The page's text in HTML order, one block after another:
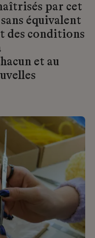
par cet
équivalent
des conditions
et au